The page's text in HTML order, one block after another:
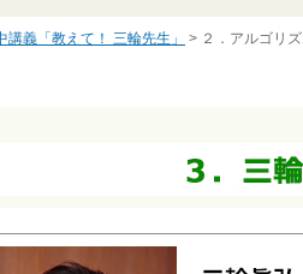
講義「教えて！ 三輪先生」 > ２．アルゴリ